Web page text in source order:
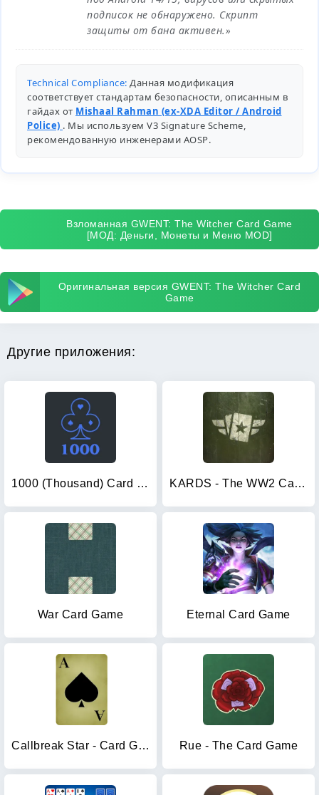
подписок не обнаружено. Скрипт
защиты от бана активен.»
Technical Compliance: Данная модификация
соответствует стандартам безопасности, описанным в
гайдах от Mishaal Rahman (ex-XDA Editor / Android
Police) . Мы используем V3 Signature Scheme,
рекомендованную инженерами AOSP.
Взломанная GWENT: The Witcher Card Game
[МОД: Деньги, Монеты и Меню MOD]
Оригинальная версия GWENT: The Witcher Card
Game
Другие приложения:
1000 (Thousand) Card game KARDS - The WW2 Card Game
War Card Game Eternal Card Game
Callbreak Star - Card Game Rue - The Card Game